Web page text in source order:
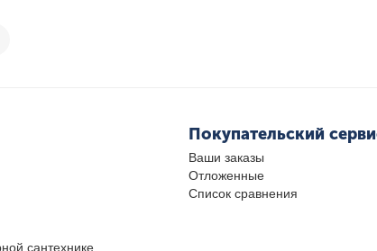
сантехнике
Покупательский
Ваши заказы
Отложенные
Список сравнения